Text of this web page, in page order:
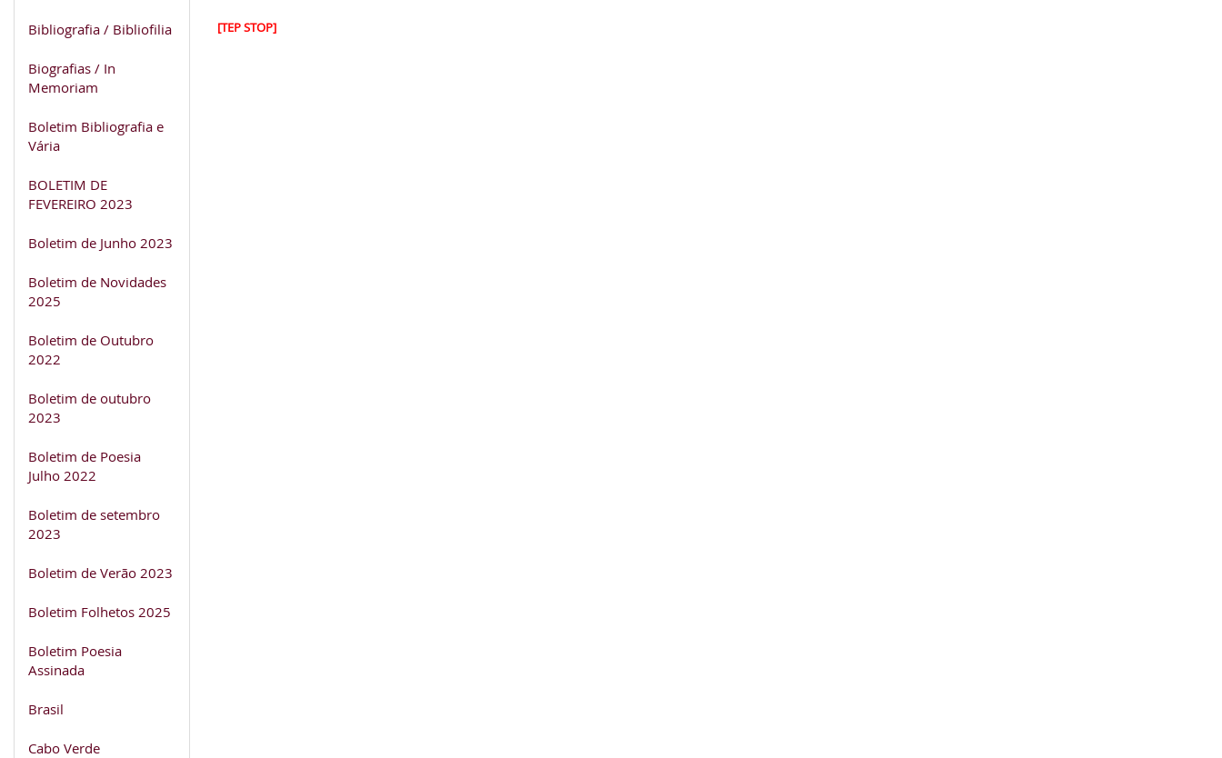
Bibliografia / Bibliofilia
Biografias / In
Memoriam
Boletim Bibliografia e
Vária
BOLETIM DE
FEVEREIRO 2023
Boletim de Junho 2023
Boletim de Novidades
2025
Boletim de Outubro
2022
Boletim de outubro
2023
Boletim de Poesia
Julho 2022
Boletim de setembro
2023
Boletim de Verão 2023
Boletim Folhetos 2025
Boletim Poesia
Assinada
Brasil
Cabo Verde
[TEP STOP]